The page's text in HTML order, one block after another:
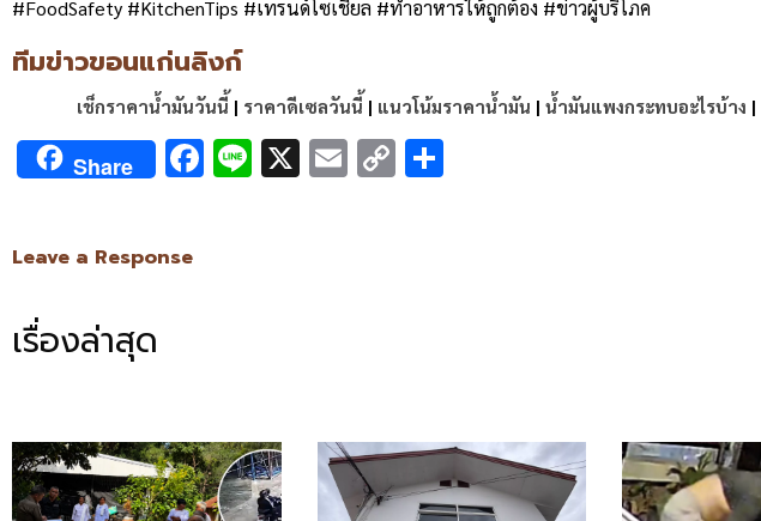
#FoodSafety #KitchenTips #เทรนด์โซเชียล #ทำอาหารให้ถูกต้อง #ข่าวผู้บริโภค
ทีมข่าวขอนแก่นลิงก์
เช็กราคาน้ำมันวันนี้ | ราคาดีเซลวันนี้ | แนวโน้มราคาน้ำมัน | น้ำมันแพงกระทบอะไรบ้าง |
Share Facebook
Line
X Email
Copy
Leave a Response
เรื่องล่าสุด